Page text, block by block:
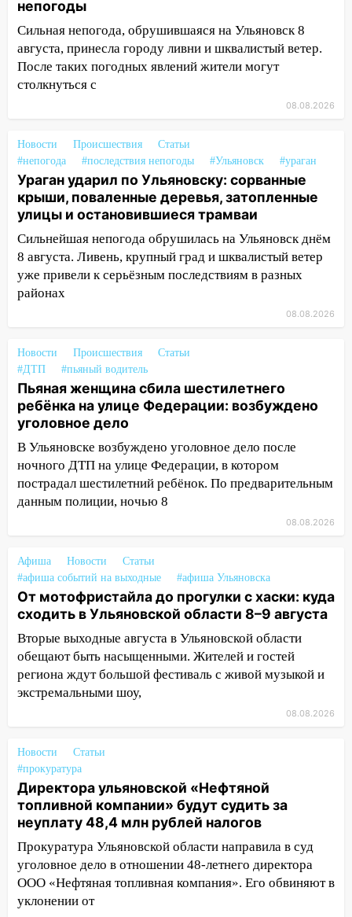
13:54
В мэрии Ульяновска рассказали,
как устраняют последствия мощного
шторма
13:49 Стихия продолжает крушить
Ульяновск: дерево рухнуло на дом на
13:47
На Нижней Террасе мощным
ветром вырвало дерево с корнем
13:46 Сильный ветер сорвал крышу с
СТО на проспекте Созидателей
13:35 Непогода продолжает бить по
транспорту: в Ульяновске трамвай
сошёл с рельсов
13:22
13:17
Непогода в Ульяновске не
закончится сегодня: сильные ливни
сохранятся 9 августа
13:15 Трижды «брал в долг» без спроса:
житель Вешкаймского района похитил у
знакомого 191 тысячу рублей
13:14 Ураган оторвал светофор на
проспекте Филатова в Ульяновске
Дерево пробило крышу дома на
на электрощит
13:10 В Заволжском районе дерево
упало во дворе
13:08 Ураган ударил по Ульяновску:
сорванные крыши, поваленные деревья,
затопленные улицы и остановившиеся
трамваи
Ульяновск накрыл крупный град:
воду
12:12 Прокуратура взяла на контроль
ДТП с шестилетним ребёнком на улице
Федерации
12:01 Пьяная женщина сбила
шестилетнего ребёнка на улице
Федерации: возбуждено уголовное дело
11:16 В Ульяновске ищут 37-летнего
непогоды
Сильная непогода, обрушившаяся на Ульяновск 8
августа, принесла городу ливни и шквалистый ветер.
После таких погодных явлений жители могут
столкнуться с
08.08.2026
Новости Происшествия
Статьи
#непогода
#последствия непогоды #Ульяновск #ураган
Ураган ударил по Ульяновску: сорванные
крыши, поваленные деревья, затопленные
улицы и остановившиеся трамваи
Сильнейшая непогода обрушилась на Ульяновск днём
8 августа. Ливень, крупный град и шквалистый ветер
уже привели к серьёзным последствиям в разных
районах
08.08.2026
Новости Происшествия
Статьи
#ДТП
#пьяный водитель
Пьяная женщина сбила шестилетнего
ребёнка на улице Федерации: возбуждено
уголовное дело
В Ульяновске возбуждено уголовное дело после
ночного ДТП на улице Федерации, в котором
пострадал шестилетний ребёнок. По предварительным
данным полиции, ночью 8
08.08.2026
Афиша Новости
Статьи
#афиша событий на выходные
#афиша Ульяновска
От мотофристайла до прогулки с хаски: куда
сходить в Ульяновской области 8–9 августа
Вторые выходные августа в Ульяновской области
обещают быть насыщенными. Жителей и гостей
региона ждут большой фестиваль с живой музыкой и
экстремальными шоу,
08.08.2026
Новости
Статьи
#прокуратура
Директора ульяновской «Нефтяной
топливной компании» будут судить за
неуплату 48,4 млн рублей налогов
Прокуратура Ульяновской области направила в суд
уголовное дело в отношении 48-летнего директора
ООО «Нефтяная топливная компания». Его обвиняют в
уклонении от